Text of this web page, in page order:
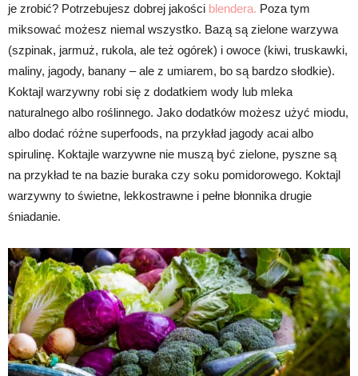
je zrobić? Potrzebujesz dobrej jakości blendera. Poza tym
miksować możesz niemal wszystko. Bazą są zielone warzywa
(szpinak, jarmuż, rukola, ale też ogórek) i owoce (kiwi, truskawki,
maliny, jagody, banany – ale z umiarem, bo są bardzo słodkie).
Koktajl warzywny robi się z dodatkiem wody lub mleka
naturalnego albo roślinnego. Jako dodatków możesz użyć miodu,
albo dodać różne superfoods, na przykład jagody acai albo
spirulinę. Koktajle warzywne nie muszą być zielone, pyszne są
na przykład te na bazie buraka czy soku pomidorowego. Koktajl
warzywny to świetne, lekkostrawne i pełne błonnika drugie
śniadanie.